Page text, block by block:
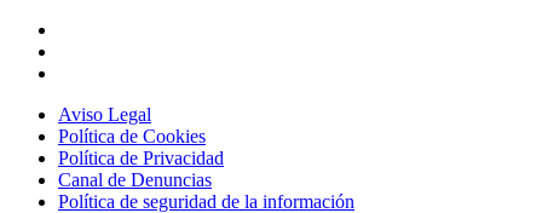
Aviso Legal
Política de Cookies
Política de Privacidad
Canal de Denuncias
Política de seguridad de la información